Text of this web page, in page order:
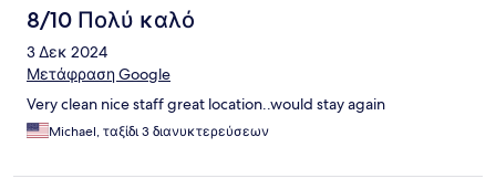
8/10 Πολύ καλό
3 Δεκ 2024
Μετάφραση Google
Very clean nice staff great location..would stay again
Michael, ταξίδι 3 διανυκτερεύσεων